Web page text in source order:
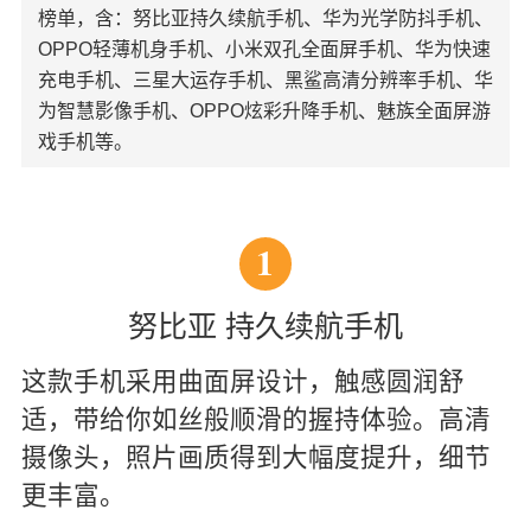
榜单，含：努比亚持久续航手机、华为光学防抖手机、
OPPO轻薄机身手机、小米双孔全面屏手机、华为快速
充电手机、三星大运存手机、黑鲨高清分辨率手机、华
为智慧影像手机、OPPO炫彩升降手机、魅族全面屏游
戏手机等。
1
努比亚 持久续航手机
这款手机采用曲面屏设计，触感圆润舒
适，带给你如丝般顺滑的握持体验。高清
摄像头，照片画质得到大幅度提升，细节
更丰富。